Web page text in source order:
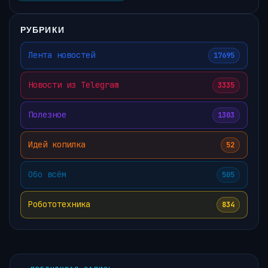
РУБРИКИ
Лента новостей 17695
Новости из Telegram 3335
Полезное 1303
Идей копилка 52
Обо всём 505
Робототехника 834